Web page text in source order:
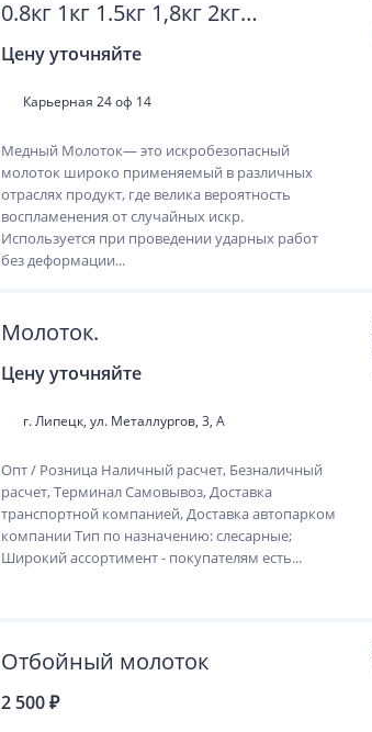
0.8кг 1кг 1.5кг 1,8кг 2кг
деревянной ручкой
Цену уточняйте
Карьерная 24 оф 14
Медный Молоток— это искробезопасный
молоток широко применяемый в различных
отраслях продукт, где велика вероятность
воспламенения от случайных искр.
Используется при проведении ударных работ
без деформации...
Молоток.
Цену уточняйте
г. Липецк, ул. Металлургов, 3, А
Опт / Розница Наличный расчет, Безналичный
расчет, Терминал Самовывоз, Доставка
транспортной компанией, Доставка автопарком
компании Тип по назначению: слесарные;
Широкий ассортимент - покупателям есть...
Отбойный молоток
2 500 ₽